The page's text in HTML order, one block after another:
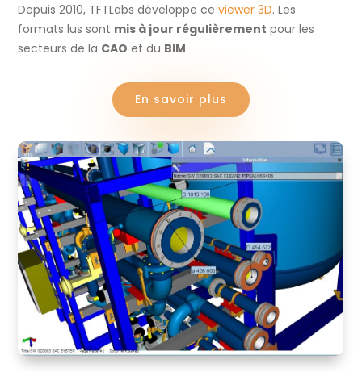
Depuis 2010, TFTLabs développe ceviewer 3D. Les
formats lus sont mis à jour régulièrement pour les
secteurs de la CAO et du BIM.
En savoir plus